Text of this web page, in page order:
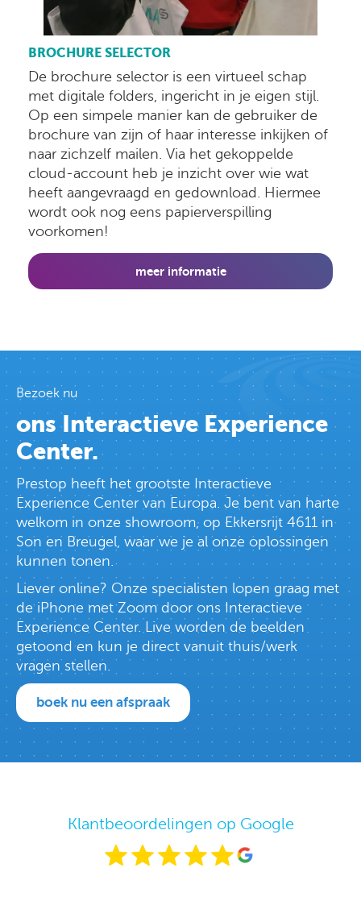
BROCHURE SELECTOR
De brochure selector is een virtueel schap
met digitale folders, ingericht in je eigen stijl.
Op een simpele manier kan de gebruiker de
brochure van zijn of haar interesse inkijken of
naar zichzelf mailen. Via het gekoppelde
cloud-account heb je inzicht over wie wat
heeft aangevraagd en gedownload. Hiermee
wordt ook nog eens papierverspilling
voorkomen!
meer informatie
Bezoek nu
ons Interactieve Experience
Center.
Prestop heeft het grootste Interactieve
Experience Center van Europa. Je bent van harte
welkom in onze showroom, op Ekkersrijt 4611 in
Son en Breugel, waar we je al onze oplossingen
kunnen tonen.
Liever online? Onze specialisten lopen graag met
de iPhone met Zoom door ons Interactieve
Experience Center. Live worden de beelden
getoond en kun je direct vanuit thuis/werk
vragen stellen.
boek nu een afspraak
Klantbeoordelingen op Google